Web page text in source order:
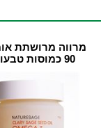
90 כמוסות טבעוניות